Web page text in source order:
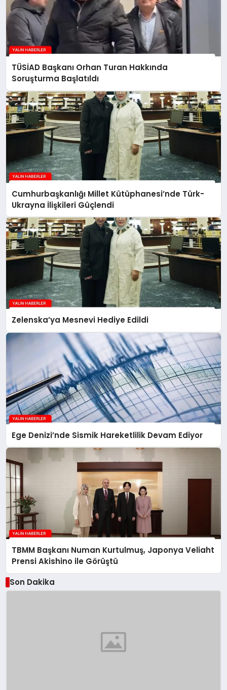
TÜSİAD Başkanı Orhan Turan Hakkında
Soruşturma Başlatıldı
Cumhurbaşkanlığı Millet Kütüphanesi’nde Türk-
Ukrayna İlişkileri Güçlendi
Zelenska’ya Mesnevi Hediye Edildi
Ege Denizi’nde Sismik Hareketlilik Devam Ediyor
TBMM Başkanı Numan Kurtulmuş, Japonya Veliaht
Prensi Akishino ile Görüştü
Son Dakika